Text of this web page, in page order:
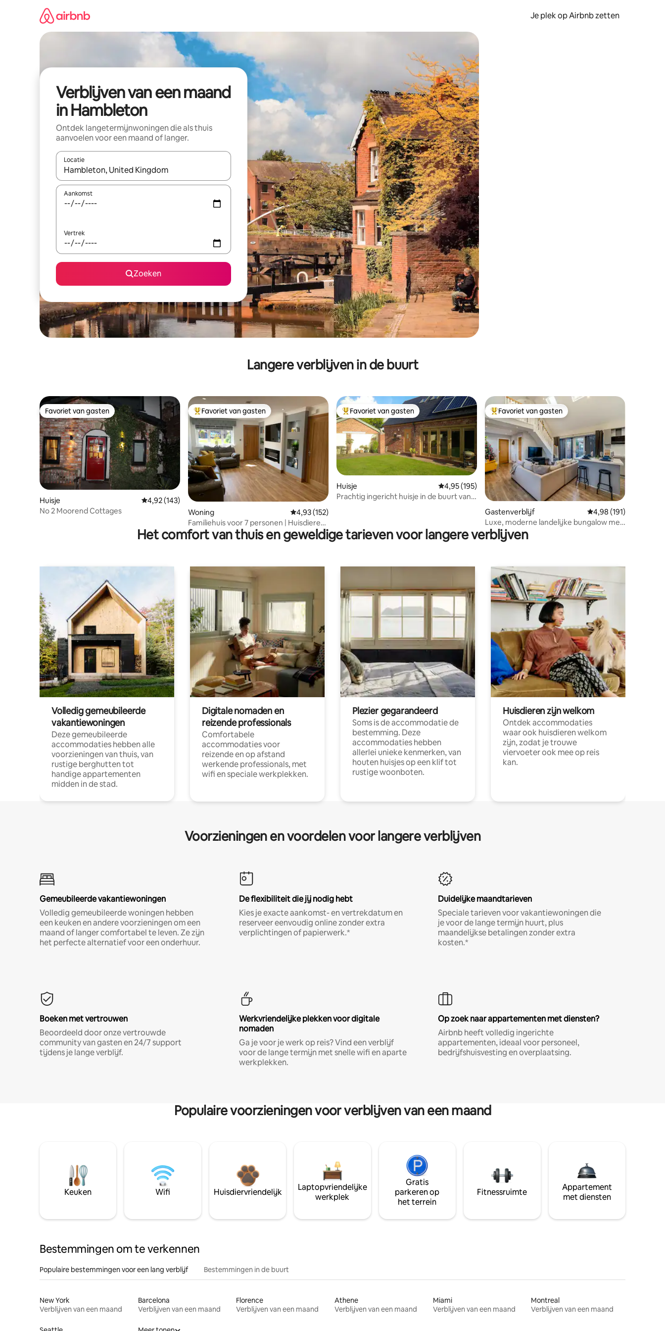
Je plek op Airbnb zetten
Verblijven van een maand
in Hambleton
Ontdek langetermijnwoningen die als thuis
aanvoelen voor een maand of langer.
Locatie
Wanneer er resultaten beschikbaar zijn, maak je een keuze met je de pijltjestoetsen omhoog en omlaag, óf door te tikken of swipen.
Aankomst
Vertrek
Zoeken
Langere verblijven in de buurt
Favoriet van gasten
Favoriet van gasten
Huisje Gemiddelde beoordeling van 4,92 op 5, 143 recensies
4,92 (143)
No 2 Moorend Cottages
Topfavoriet van gasten
Favoriet van gasten
Woning Gemiddelde beoordeling van 4,93 op 5, 152 recensies
4,93 (152)
Familiehuis voor 7 personen | Huisdieren
en lang verblijf welkom
Topfavoriet van gasten
Favoriet van gasten
Huisje Gemiddelde beoordeling van 4,95 op 5, 195 recensies
4,95 (195)
Prachtig ingericht huisje in de buurt van
Topfavoriet van gasten
Favoriet van gasten
Gastenverblijf Gemiddelde
4,98 (191)
Luxe, moderne landelijke bungalow met
bubbelbad
Het comfort van thuis en geweldige tarieven voor langere verblijven
Volledig gemeubileerde
vakantiewoningen
Deze gemeubileerde
accommodaties hebben alle
voorzieningen van thuis, van
rustige berghutten tot
handige appartementen
midden in de stad.
Digitale nomaden en
reizende professionals
Comfortabele
accommodaties voor
reizende en op afstand
werkende professionals, met
wifi en speciale werkplekken.
Plezier gegarandeerd
Soms is de accommodatie de
bestemming. Deze
accommodaties hebben
allerlei unieke kenmerken, van
houten huisjes op een klif tot
rustige woonboten.
Huisdieren zijn welkom
Ontdek accommodaties
waar ook huisdieren welkom
zijn, zodat je trouwe
viervoeter ook mee op reis
kan.
Voorzieningen en voordelen voor langere verblijven
Gemeubileerde vakantiewoningen
Volledig gemeubileerde woningen hebben
een keuken en andere voorzieningen om een
maand of langer comfortabel te leven. Ze zijn
het perfecte alternatief voor een onderhuur.
De flexibiliteit die jij nodig hebt
Kies je exacte aankomst- en vertrekdatum en
reserveer eenvoudig online zonder extra
verplichtingen of papierwerk.*
Duidelijke maandtarieven
Speciale tarieven voor vakantiewoningen die
je voor de lange termijn huurt, plus
maandelijkse betalingen zonder extra
kosten.*
Boeken met vertrouwen
Beoordeeld door onze vertrouwde
community van gasten en 24/7 support
tijdens je lange verblijf.
Werkvriendelijke plekken voor digitale
nomaden
Ga je voor je werk op reis? Vind een verblijf
voor de lange termijn met snelle wifi en aparte
werkplekken.
Op zoek naar appartementen met diensten?
Airbnb heeft volledig ingerichte
appartementen, ideaal voor personeel,
bedrijfshuisvesting en overplaatsing.
Populaire voorzieningen voor verblijven van een maand
Keuken Wifi Huisdiervriendelijk
Laptopvriendelijke
werkplek
Gratis
parkeren op
het terrein
Fitnessruimte
Appartement
met diensten
Bestemmingen om te verkennen
Populaire bestemmingen voor een lang verblijf Bestemmingen in de buurt
New York
Verblijven van een maand
Barcelona
Verblijven van een maand
Florence
Verblijven van een maand
Athene
Verblijven van een maand
Miami
Verblijven van een maand
Montreal
Verblijven van een maand